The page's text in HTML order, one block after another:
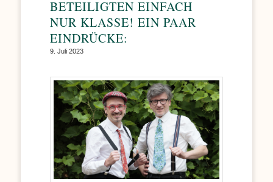
BETEILIGTEN EINFACH
NUR KLASSE! EIN PAAR
EINDRÜCKE:
9. Juli 2023